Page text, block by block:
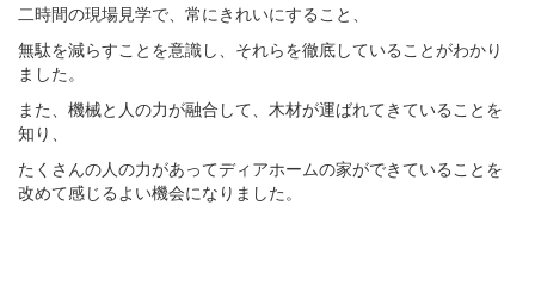
二時間の現場見学で、常にきれいにすること、
無駄を減らすことを意識し、それらを徹底していることがわかり
ました。
また、機械と人の力が融合して、木材が運ばれてきていることを
知り、
たくさんの人の力があってディアホームの家ができていることを
改めて感じるよい機会になりました。